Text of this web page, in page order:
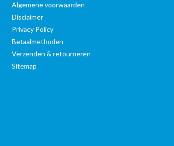
Algemene voorwaarden
Disclaimer
Privacy Policy
Betaalmethoden
Verzenden & retourneren
Sitemap